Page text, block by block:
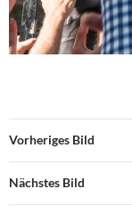
Vorheriges Bild
Nächstes Bild